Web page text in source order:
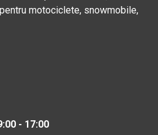
motociclete, snowmobile,
- 17:00